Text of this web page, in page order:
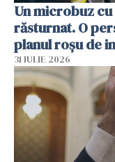
Un microbuz
răsturnat. O
planul roșu de
31 IULIE 2026